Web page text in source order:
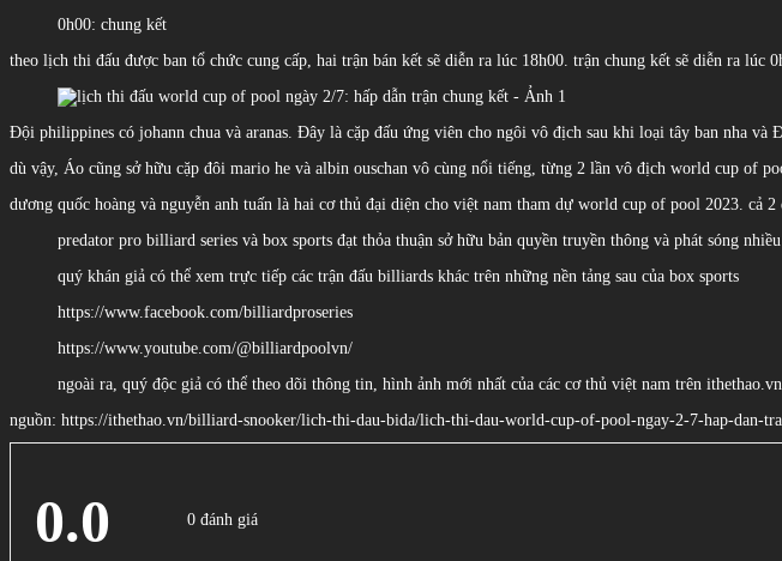
0h00: chung kết
theo lịch thi đấu được ban tổ chức cung cấp, hai trận bán kết sẽ diễn ra lúc 18h00. trận chung kết sẽ diễn ra lúc
Đội philippines có johann chua và aranas. Đây là cặp đấu ứng viên cho ngôi vô địch sau khi loại tây ban nha
dù vậy, Áo cũng sở hữu cặp đôi mario he và albin ouschan vô cùng nổi tiếng, từng 2 lần vô địch world cup of
dương quốc hoàng và nguyễn anh tuấn là hai cơ thủ đại diện cho việt nam tham dự world cup of pool 2023. cả
predator pro billiard series và box sports đạt thỏa thuận sở hữu bản quyền truyền thông và phát sóng
quý khán giả có thể xem trực tiếp các trận đấu billiards khác trên những nền tảng sau của box sports
https://www.facebook.com/billiardproseries
https://www.youtube.com/@billiardpoolvn/
ngoài ra, quý độc giả có thể theo dõi thông tin, hình ảnh mới nhất của các cơ thủ việt nam trên ithethao.vn
nguồn: https://ithethao.vn/billiard-snooker/lich-thi-dau-bida/lich-thi-dau-world-cup-of-pool-ngay-2-7-hap-dan-
0.0 0 đánh giá